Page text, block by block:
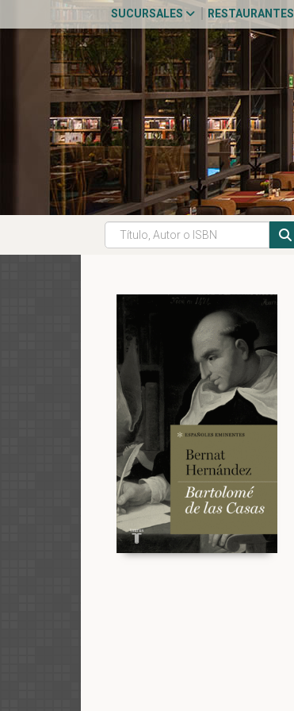
SUCURSALES RESTAURANTES